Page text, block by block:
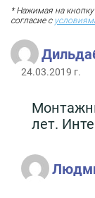
* Нажимая на
согласие с
24.03.2019 г.
лет.